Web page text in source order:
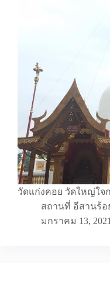
วัดแก่งคอย วัดใหญ่ใจ
สถานที่ อีสานร้อ
มกราคม 13, 2021